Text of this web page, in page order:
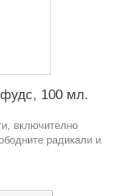
100 мл.
включително
радикали и